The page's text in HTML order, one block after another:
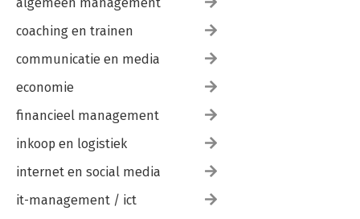
coaching en trainen
communicatie en media
economie
financieel management
inkoop en logistiek
internet en social media
it-management / ict